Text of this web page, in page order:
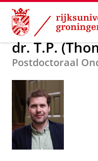
Skip
Content
Skip
Navigation
Over ons
dr. T.P.
Postdoctoraal